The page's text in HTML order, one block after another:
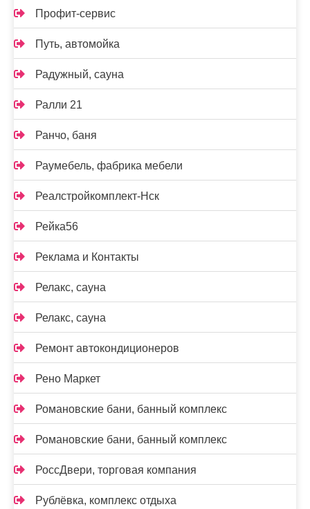
Профит-сервис
Путь, автомойка
Радужный, сауна
Ралли 21
Ранчо, баня
Раумебель, фабрика мебели
Реалстройкомплект-Нск
Рейка56
Реклама и Контакты
Релакс, сауна
Релакс, сауна
Ремонт автокондиционеров
Рено Маркет
Романовские бани, банный комплекс
Романовские бани, банный комплекс
РоссДвери, торговая компания
Рублёвка, комплекс отдыха